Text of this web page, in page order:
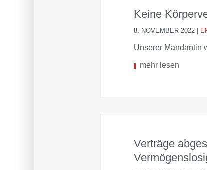
Keine
8. NOVEMBER 2022
Unserer Mandantin
mehr lesen
Verträge